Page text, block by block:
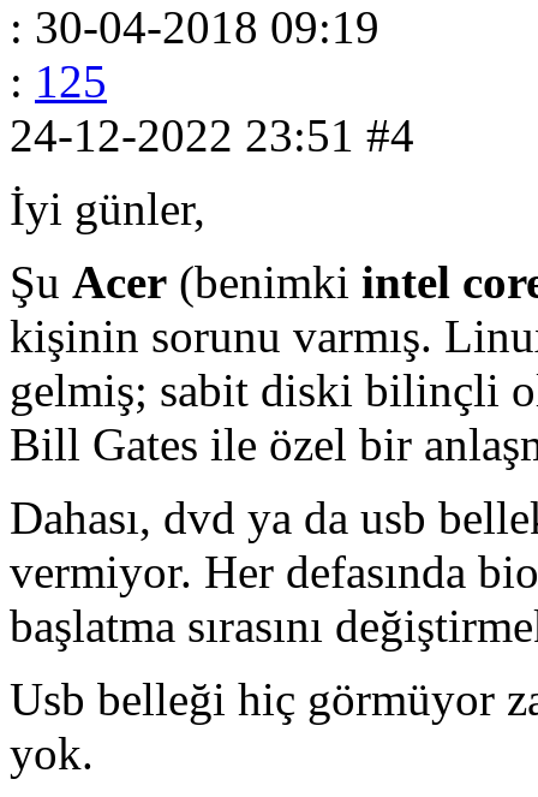
: 30-04-2018 09:19
: 125
24-12-2022 23:51 #4
İyi günler,
Şu Acer (benimki intel
kişinin sorunu varmış.
gelmiş; sabit diski bilinçli
Bill Gates ile özel bir
Dahası, dvd ya da usb
vermiyor. Her defasında
başlatma sırasını
Usb belleği hiç görmüyor
yok.